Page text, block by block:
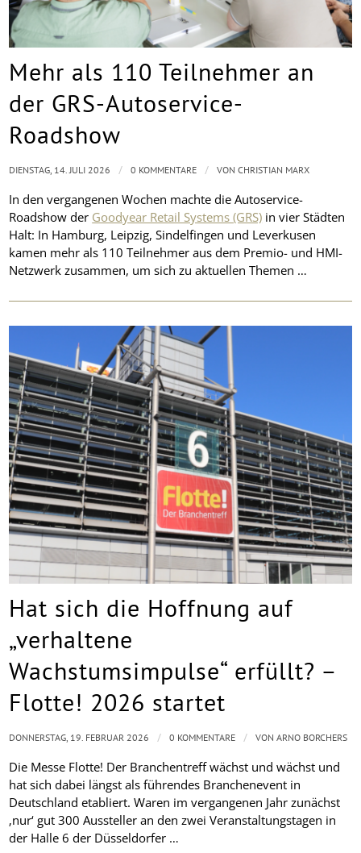
Mehr als 110 Teilnehmer an
der GRS-Autoservice-
Roadshow
In den vergangenen Wochen machte die Autoservice-
Roadshow der Goodyear Retail Systems (GRS) in vier Städten
Halt: In Hamburg, Leipzig, Sindelfingen und Leverkusen
kamen mehr als 110 Teilnehmer aus dem Premio- und HMI-
Netzwerk zusammen, um sich zu aktuellen Themen …
DIENSTAG, 14. JULI 2026 / 0 KOMMENTARE / VONCHRISTIAN MARX
Hat sich die Hoffnung auf
„verhaltene
Wachstumsimpulse“ erfüllt? –
Flotte! 2026 startet
Die Messe Flotte! Der Branchentreff wächst und wächst und
hat sich dabei längst als führendes Branchenevent in
Deutschland etabliert. Waren im vergangenen Jahr zunächst
‚nur‘ gut 300 Aussteller an den zwei Veranstaltungstagen in
der Halle 6 der Düsseldorfer …
DONNERSTAG, 19. FEBRUAR 2026 / 0 KOMMENTARE / VONARNO BORCHERS